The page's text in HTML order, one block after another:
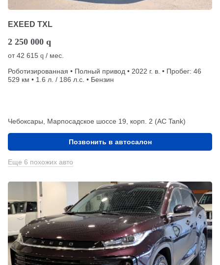
EXEED TXL
2 250 000 q
от42 615 q / мес.
Роботизированная • Полный привод • 2022 г. в. • Пробег: 46
529 км • 1.6 л. / 186 л.с. • Бензин
Чебоксары, Марпосадское шоссе 19, корп. 2 (АС Tank)
Позвонить в автосалон
Еще 6 похожих авто